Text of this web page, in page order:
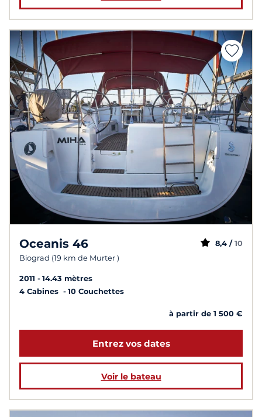
Oceanis 46
Biograd (19 km de Murter )
8,4 / 10
2011
14.43 mètres
4 Cabines
10 Couchettes
à partir de 1 500 €
Entrez vos dates
Voir le bateau